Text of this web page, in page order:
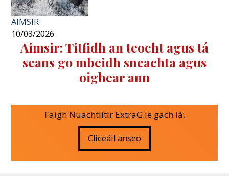
AIMSIR
10/03/2026
Aimsir: Titfidh an teocht agus tá
seans go mbeidh sneachta agus
oighear ann
Faigh Nuachtlitir ExtraG.ie gach lá.
Cliceáil anseo